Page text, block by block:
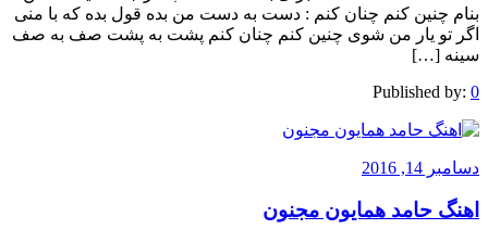
بنام چنین کنم چنان کنم : دست به دست من بده قول بده که با منی
اگر تو یار من شوی چنین کنم چنان کنم پشت به پشت صف به صف
سینه […]
Published by: 0
دسامبر 14, 2016
اهنگ حامد همایون مجنون